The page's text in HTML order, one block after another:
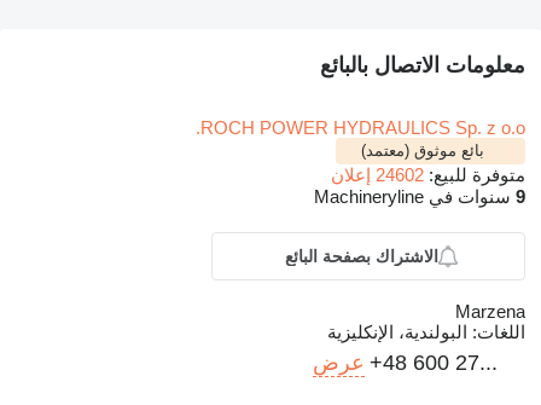
معلومات الاتصال بالبائع
ROCH POWER HYDRAULICS Sp. z o.o.
بائع موثوق (معتمد)
متوفرة للبيع: 24602 إعلان
9 سنوات في Machineryline
الاشتراك بصفحة البائع
Marzena
اللغات: البولندية، الإنكليزية
+48 600 27... عرض